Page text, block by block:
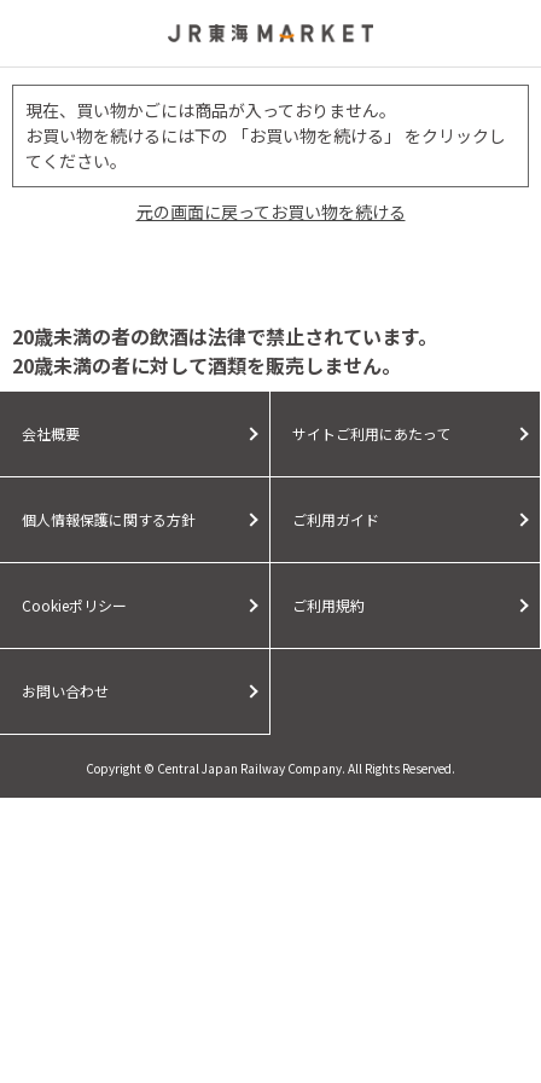
現在、買い物かごには商品が入っておりません。
お買い物を続けるには下の 「お買い物を続ける」 をクリックし
てください。
元の画面に戻ってお買い物を続ける
20歳未満の者の飲酒は法律で禁止されています。
20歳未満の者に対して酒類を販売しません。
会社概要 サイトご利用にあたって
個人情報保護に関する方針 ご利用ガイド
Cookieポリシー ご利用規約
お問い合わせ
Copyright © Central Japan Railway Company. All Rights Reserved.